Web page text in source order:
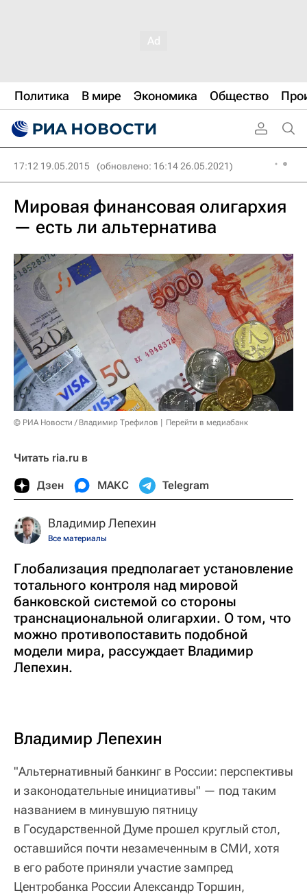
Политика В мире Экономика Общество
17:12 19.05.2015 (обновлено: 16:14 26.05.2021)
Мировая финансовая олигархия
— есть ли альтернатива
© РИА Новости / Владимир Трефилов Перейти в медиабанк
Читать ria.ru в
Дзен МАКС Telegram
Владимир Лепехин
Все материалы
Глобализация предполагает установление
тотального контроля над мировой
банковской системой со стороны
транснациональной олигархии. О том, что
можно противопоставить подобной
модели мира, рассуждает Владимир
Лепехин.
Владимир Лепехин
"Альтернативный банкинг в России: перспективы
и законодательные инициативы" — под таким
названием в минувшую пятницу
в Государственной Думе прошел круглый стол,
оставшийся почти незамеченным в СМИ, хотя
в его работе приняли участие зампред
Центробанка России Александр Торшин,